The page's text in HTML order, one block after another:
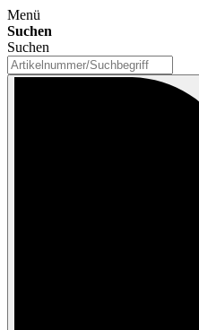
Menü
Suchen
Suchen